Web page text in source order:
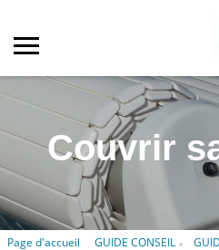
Couvrir
Page d'accueil GUIDE CONSEIL »